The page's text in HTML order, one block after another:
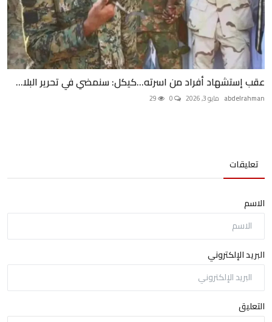
عقب إستشهاد أفراد من اسرته...كيكل: سنمضي في تحرير البلا...
abdelrahman مايو 3, 2026
تعليقات
الاسم
البريد الإلكتروني
التعليق